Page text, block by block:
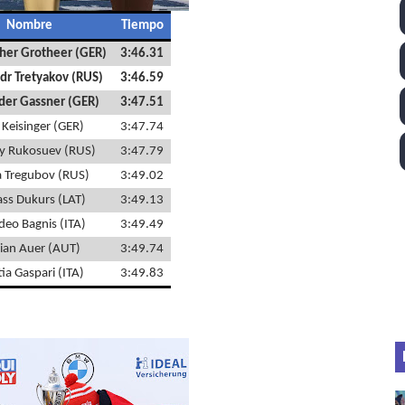
2026 - Las Utah Talons son bicampeonas de la AUSL
2026 (Oklahoma City, Estados Unidos) - Miquel Travé
2026 - Tadej Pogacar entra en el selecto grupo de los
- Lando Norris consigue en Hungría su primera victoria
saltos 2026 (París, Francia) - Bronce para Jorge y Ana
Nombre Tiempo
Grotheer (GER)
3:46.31
Tretyakov (RUS)
3:46.59
Gassner (GER)
3:47.51
(GER)
3:47.74
Rukosuev (RUS)
3:47.79
Tregubov (RUS)
3:49.02
Dukurs (LAT)
3:49.13
Bagnis (ITA)
3:49.49
Auer (AUT)
3:49.74
Gaspari (ITA) 3:49.83